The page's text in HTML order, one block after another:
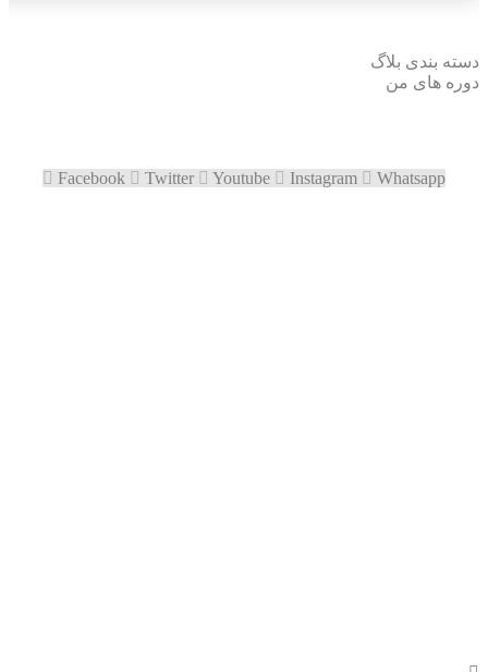
دسته بندی بلاگ
دوره های من
Facebook Twitter Youtube Instagram Whatsapp